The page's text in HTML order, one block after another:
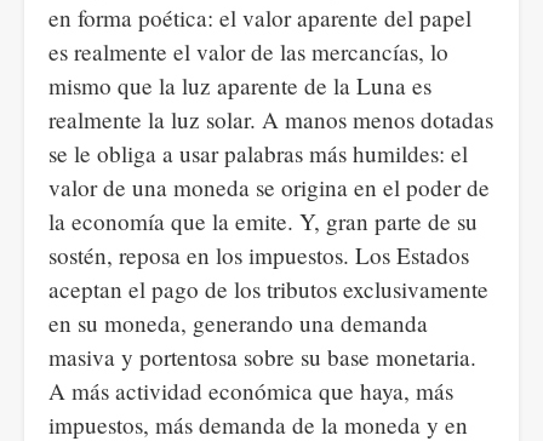
en forma poética: el valor aparente del papel
es realmente el valor de las mercancías, lo
mismo que la luz aparente de la Luna es
realmente la luz solar. A manos menos dotadas
se le obliga a usar palabras más humildes: el
valor de una moneda se origina en el poder de
la economía que la emite. Y, gran parte de su
sostén, reposa en los impuestos. Los Estados
aceptan el pago de los tributos exclusivamente
en su moneda, generando una demanda
masiva y portentosa sobre su base monetaria.
A más actividad económica que haya, más
impuestos, más demanda de la moneda y en